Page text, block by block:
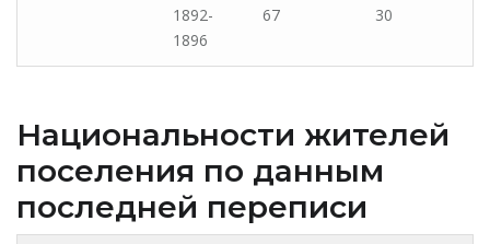
1892-
1896
67 30
Национальности жителей
поселения по данным
последней переписи